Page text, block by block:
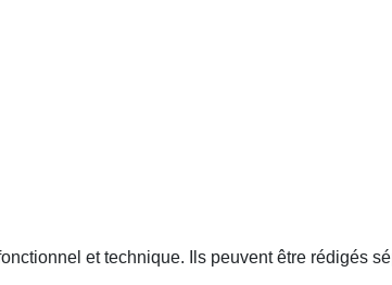
et technique. Ils peuvent être rédigés